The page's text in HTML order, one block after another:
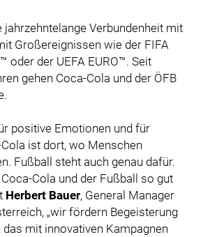
jahrzehntelange Verbundenheit mit
Großereignissen wie der FIFA
oder der UEFA EURO™. Seit
gehen Coca-Cola und der ÖFB
positive Emotionen und für
ist dort, wo Menschen
Fußball steht auch genau dafür.
Cola und der Fußball so gut
Herbert Bauer, General Manager
„wir fördern Begeisterung
mit innovativen Kampagnen